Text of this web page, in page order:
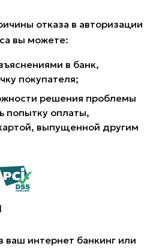
отказа в авторизации
вы можете:
в банк,
покупателя;
решения проблемы
попытку оплаты,
выпущенной другим
ваш интернет банкинг или